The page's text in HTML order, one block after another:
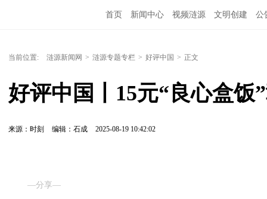
首页 新闻中心 视频涟源 文明创建 公
当前位置: 涟源新闻网 > 涟源专题专栏 > 好评中国 > 正文
好评中国丨15元“良心盒饭
来源：时刻 编辑：石成 2025-08-19 10:42:02
—分享—